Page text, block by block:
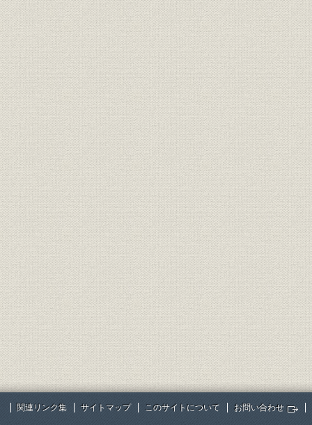
関連リンク集 サイトマップ このサイトについて お問い合わせ